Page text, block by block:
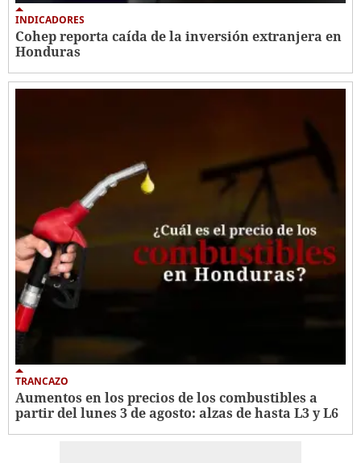
INDICADORES
Cohep reporta caída de la inversión extranjera en
Honduras
TRANCAZO
Aumentos en los precios de los combustibles a
partir del lunes 3 de agosto: alzas de hasta L3 y L6 ​​​​​​